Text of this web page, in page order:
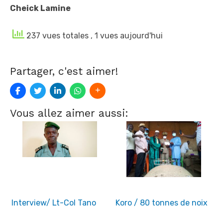
Cheick Lamine
237 vues totales , 1 vues aujourd'hui
Partager, c'est aimer!
Vous allez aimer aussi:
Interview/ Lt-Col Tano
Koro / 80 tonnes de noix